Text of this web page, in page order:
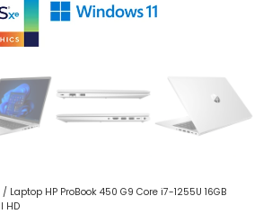
/ Laptop HP ProBook 450 G9 Core i7-1255U 16GB
HD